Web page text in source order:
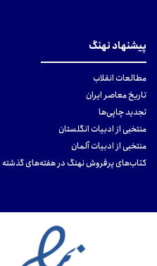
پیشنهاد نهنگ
مطالعات انقلاب
تاریخ معاصر ایران
تجدید چاپی‌ها
منتخبی از ادبیات انگلستان
منتخبی از ادبیات آلمان
کتاب‌های پرفروش نهنگ در هفته‌های گذشته